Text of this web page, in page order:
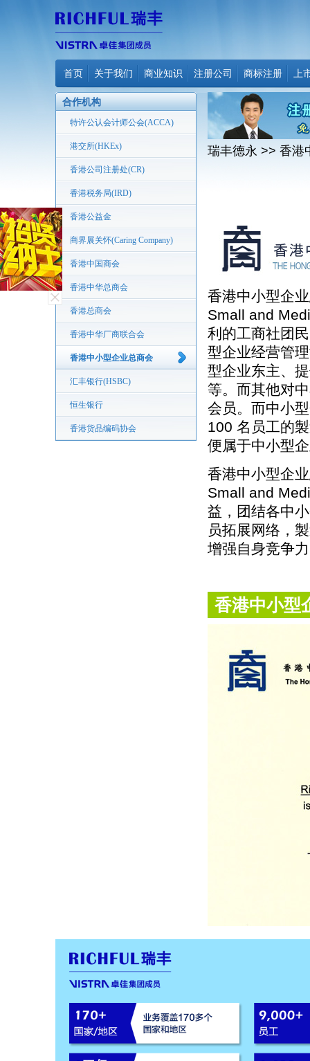
首页 关于我们 商业知识 注册公司 商标注册 上
合作机构
特许公认会计师公会(ACCA)
港交所(HKEx)
香港公司注册处(CR)
香港税务局(IRD)
香港公益金
商界展关怀(Caring Company)
香港中国商会
香港中华总商会
香港总商会
香港中华厂商联合会
香港中小型企业总商会
汇丰银行(HSBC)
恒生银行
香港货品编码协会
瑞丰德永 >> 香港
香港中小型企
Small and
利的工商社团
型企业经营管
型企业东主、
等。而其他对
会员。而中小
100 名员工的
便属于中小型
香港中小型企
Small and
益，团结各中
员拓展网络，
增强自身竞争
香港中小型